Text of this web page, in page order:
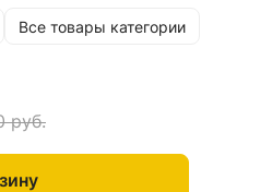
Все товары категории
руб.